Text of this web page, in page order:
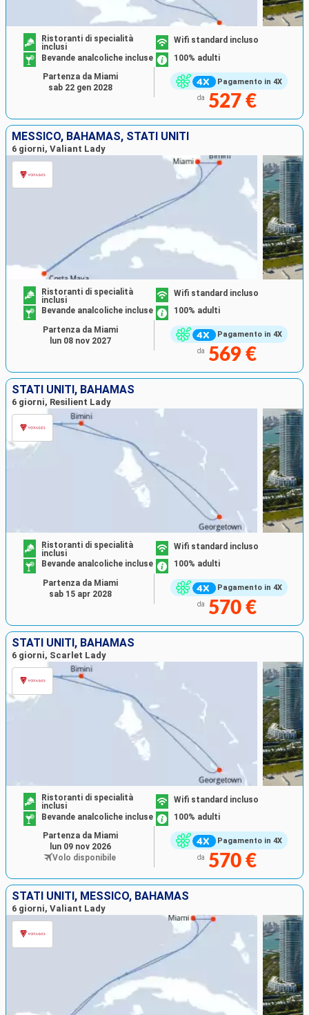
Pagamento in 4X
Ristoranti di specialità
inclusi
Wifi standard incluso
Bevande analcoliche incluse
100% adulti
da 527 €
Partenza da Miami
sab 22 gen 2028
MESSICO, BAHAMAS, STATI UNITI
6 giorni, Valiant Lady
Pagamento in 4X
Ristoranti di specialità
inclusi
Wifi standard incluso
Bevande analcoliche incluse
100% adulti
da 569 €
Partenza da Miami
lun 08 nov 2027
STATI UNITI, BAHAMAS
6 giorni, Resilient Lady
Pagamento in 4X
Ristoranti di specialità
inclusi
Wifi standard incluso
Bevande analcoliche incluse
100% adulti
da 570 €
Partenza da Miami
sab 15 apr 2028
STATI UNITI, BAHAMAS
6 giorni, Scarlet Lady
Pagamento in 4X
Ristoranti di specialità
inclusi
Wifi standard incluso
Bevande analcoliche incluse
100% adulti
da 570 €
Partenza da Miami
lun 09 nov 2026
Volo disponibile
STATI UNITI, MESSICO, BAHAMAS
6 giorni, Valiant Lady